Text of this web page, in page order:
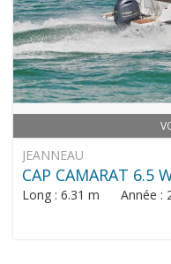
JEANNEAU
CAP CAMARAT 6.5
Long : 6.31 m Année :